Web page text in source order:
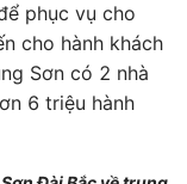
phục vụ cho
cho hành khách
Sơn có 2 nhà
6 triệu hành